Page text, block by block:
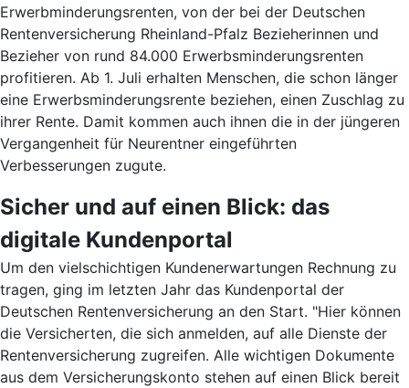
Erwerbminderungsrenten, von der bei der Deutschen
Rentenversicherung Rheinland-Pfalz Bezieherinnen und
Bezieher von rund 84.000 Erwerbsminderungsrenten
profitieren. Ab 1. Juli erhalten Menschen, die schon länger
eine Erwerbsminderungsrente beziehen, einen Zuschlag zu
ihrer Rente. Damit kommen auch ihnen die in der jüngeren
Vergangenheit für Neurentner eingeführten
Verbesserungen zugute.
Sicher und auf einen Blick: das
digitale Kundenportal
Um den vielschichtigen Kundenerwartungen Rechnung zu
tragen, ging im letzten Jahr das Kundenportal der
Deutschen Rentenversicherung an den Start. "Hier können
die Versicherten, die sich anmelden, auf alle Dienste der
Rentenversicherung zugreifen. Alle wichtigen Dokumente
aus dem Versicherungskonto stehen auf einen Blick bereit